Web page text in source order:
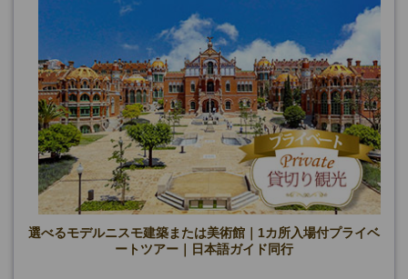
選べるモデルニスモ建築または美術館｜1カ所入場付プライベ
ートツアー｜日本語ガイド同行